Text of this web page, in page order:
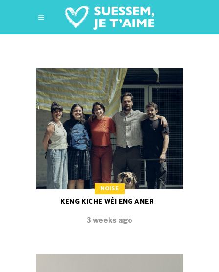
NOISE
KENG KICHE WÉI ENG ANER
3 weeks ago